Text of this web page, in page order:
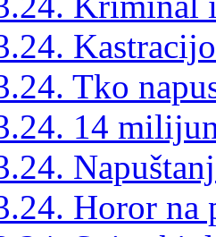
Tko
14
Horor na